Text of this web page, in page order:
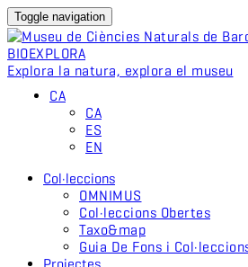
Toggle navigation
BIOEXPLORA
Explora la natura, explora el museu
CA
CA
ES
EN
Col·leccions
OMNIMUS
Col·leccions Obertes
Taxo&map
Guia De Fons i
Projectes